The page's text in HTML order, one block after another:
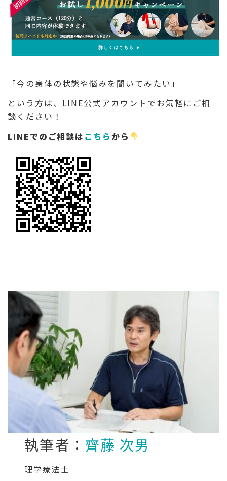
「今の身体の状態や悩みを聞いてみたい」
という方は、LINE公式アカウントでお気軽にご相
談ください！
LINEでのご相談は こちらから
執筆者： 齊藤 次男
理学療法士